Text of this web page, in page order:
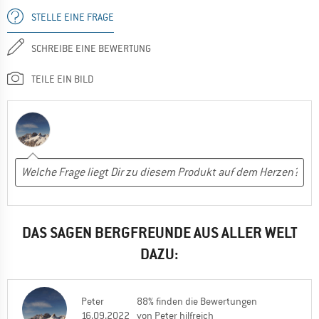
STELLE EINE FRAGE
SCHREIBE EINE BEWERTUNG
TEILE EIN BILD
DAS SAGEN BERGFREUNDE AUS ALLER WELT
DAZU:
Peter
16.09.2022
88% finden die Bewertungen
von Peter hilfreich